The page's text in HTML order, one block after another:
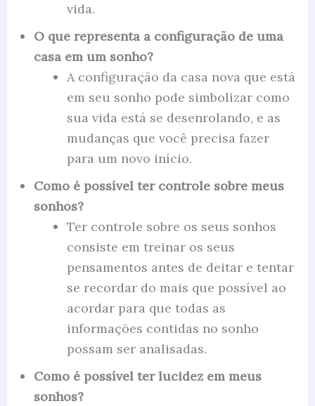
vida.
O que representa a configuração de uma
casa em um sonho?
A configuração da casa nova que está
em seu sonho pode simbolizar como
sua vida está se desenrolando, e as
mudanças que você precisa fazer
para um novo início.
Como é possível ter controle sobre meus
sonhos?
Ter controle sobre os seus sonhos
consiste em treinar os seus
pensamentos antes de deitar e tentar
se recordar do mais que possível ao
acordar para que todas as
informações contidas no sonho
possam ser analisadas.
Como é possível ter lucidez em meus
sonhos?